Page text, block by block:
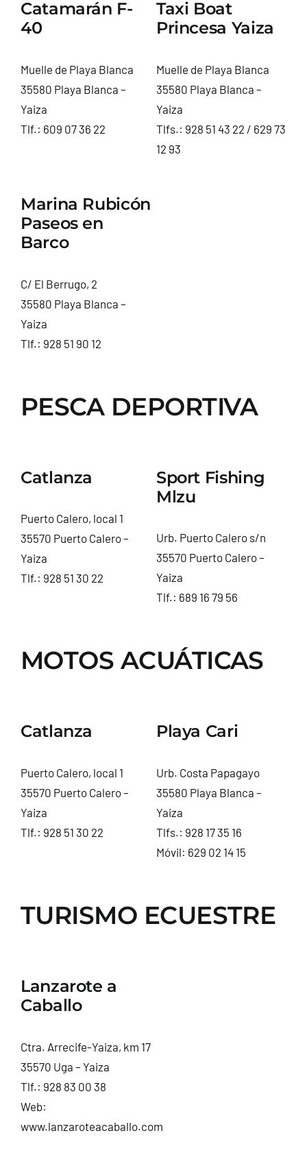
Catamarán F-
40
Muelle de Playa Blanca
35580 Playa Blanca –
Yaiza
Tlf.: 609 07 36 22
Taxi Boat
Princesa Yaiza
Muelle de Playa Blanca
35580 Playa Blanca –
Yaiza
Tlfs.: 928 51 43 22 / 629 73
12 93
Marina Rubicón
Paseos en
Barco
C/ El Berrugo, 2
35580 Playa Blanca –
Yaiza
Tlf.: 928 51 90 12
PESCA DEPORTIVA
Catlanza
Puerto Calero, local 1
35570 Puerto Calero –
Yaiza
Tlf.: 928 51 30 22
Sport Fishing
Mlzu
Urb. Puerto Calero s/n
35570 Puerto Calero –
Yaiza
Tlf.: 689 16 79 56
MOTOS ACUÁTICAS
Catlanza
Puerto Calero, local 1
35570 Puerto Calero –
Yaiza
Tlf.: 928 51 30 22
Playa Cari
Urb. Costa Papagayo
35580 Playa Blanca –
Yaiza
Tlfs.: 928 17 35 16
Móvil: 629 02 14 15
TURISMO ECUESTRE
Lanzarote a
Caballo
Ctra. Arrecife-Yaiza, km 17
35570 Uga – Yaiza
Tlf.: 928 83 00 38
Web:
www.lanzaroteacaballo.com